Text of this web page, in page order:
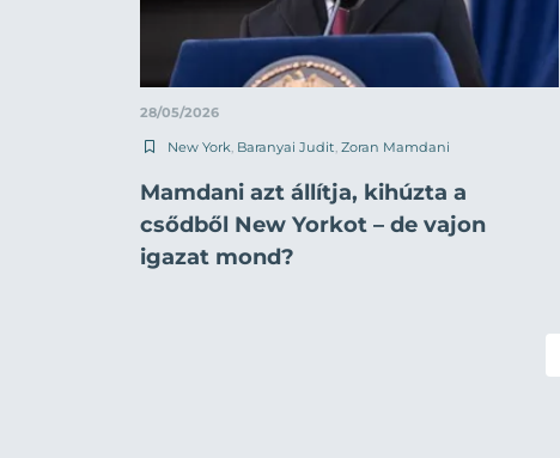
28/05/2026
New York Baranyai Judit Zoran Mamdani
Mamdani azt állítja, kihúzta a
csődből New Yorkot – de vajon
igazat mond?